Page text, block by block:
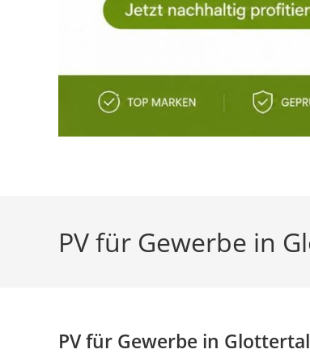
PV für Gewerbe in
PV für Gewerbe in